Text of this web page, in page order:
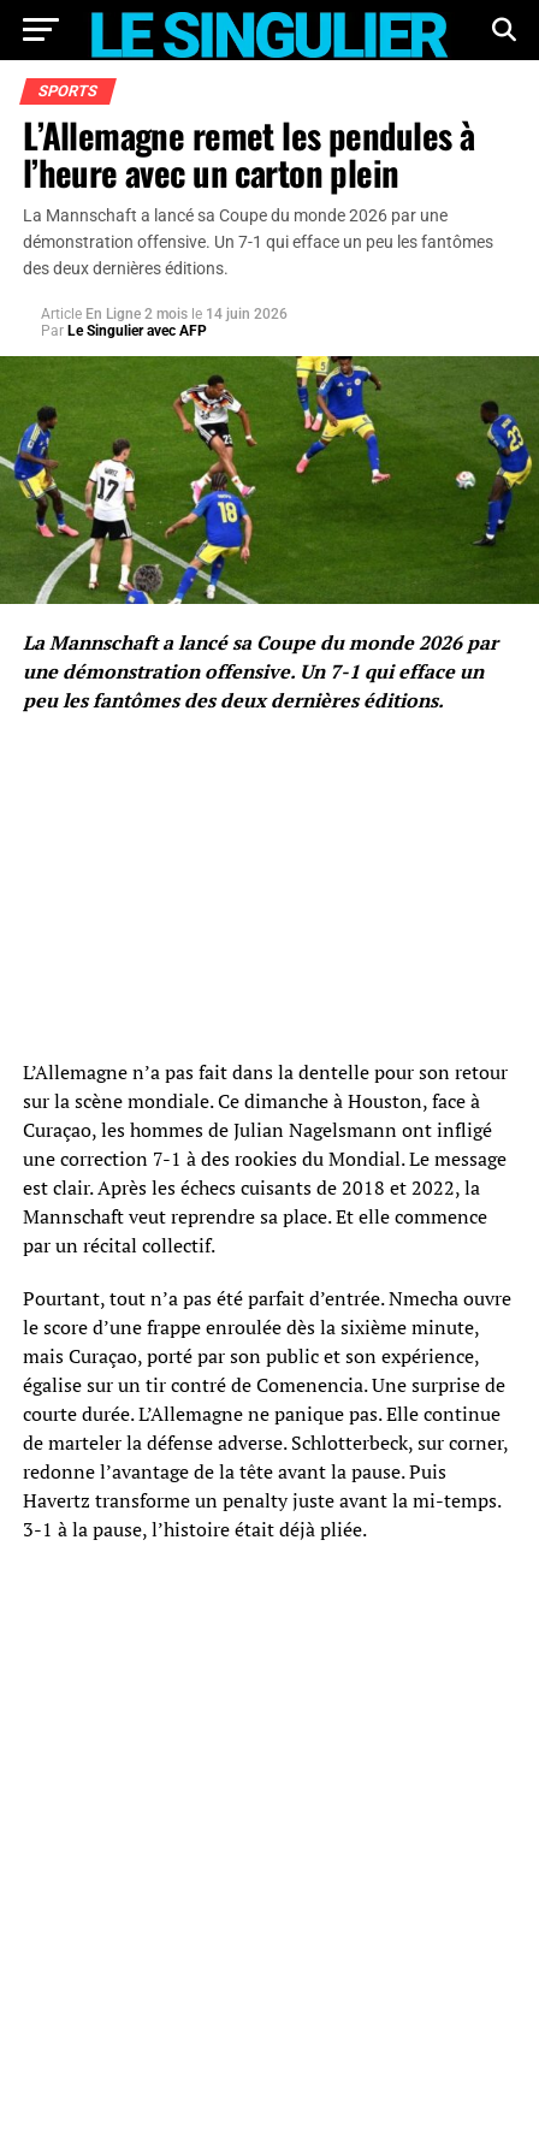
SPORTS
L’Allemagne remet les pendules à
l’heure avec un carton plein
La Mannschaft a lancé sa Coupe du monde 2026 par une
démonstration offensive. Un 7-1 qui efface un peu les fantômes
des deux dernières éditions.
Article En Ligne 2 mois le 14 juin 2026
Par Le Singulier avec AFP
La Mannschaft a lancé sa Coupe du monde 2026 par
une démonstration offensive. Un 7-1 qui efface un
peu les fantômes des deux dernières éditions.
L’Allemagne n’a pas fait dans la dentelle pour son retour
sur la scène mondiale. Ce dimanche à Houston, face à
Curaçao, les hommes de Julian Nagelsmann ont infligé
une correction 7-1 à des rookies du Mondial. Le message
est clair. Après les échecs cuisants de 2018 et 2022, la
Mannschaft veut reprendre sa place. Et elle commence
par un récital collectif.
Pourtant, tout n’a pas été parfait d’entrée. Nmecha ouvre
le score d’une frappe enroulée dès la sixième minute,
mais Curaçao, porté par son public et son expérience,
égalise sur un tir contré de Comenencia. Une surprise de
courte durée. L’Allemagne ne panique pas. Elle continue
de marteler la défense adverse. Schlotterbeck, sur corner,
redonne l’avantage de la tête avant la pause. Puis
Havertz transforme un penalty juste avant la mi-temps.
3-1 à la pause, l’histoire était déjà pliée.